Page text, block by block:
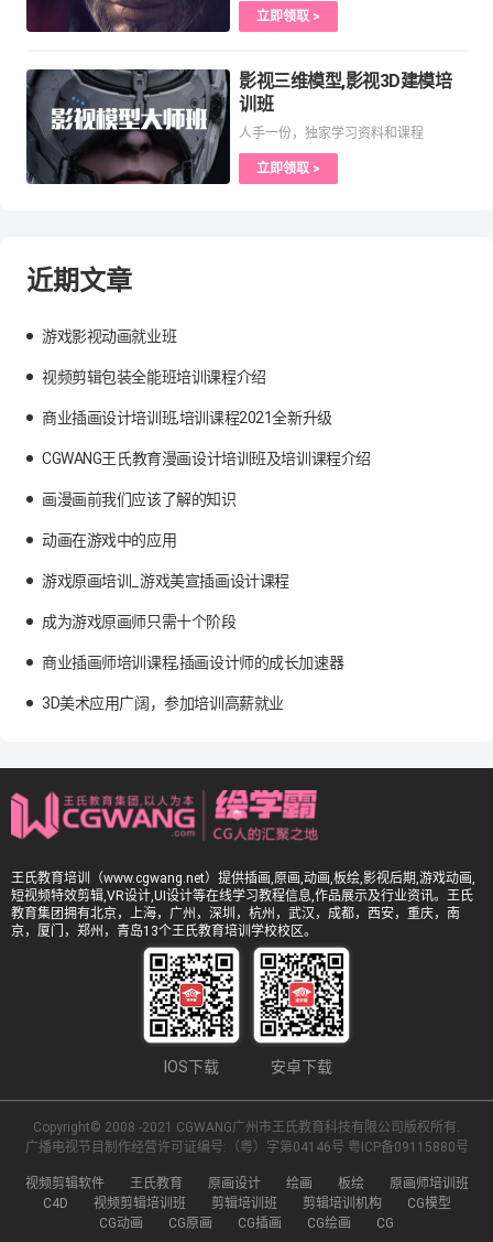
立即领取 >
影视三维模型,影视3D建模培
训班
人手一份，独家学习资料和课程
立即领取 >
近期文章
游戏影视动画就业班
视频剪辑包装全能班培训课程介绍
商业插画设计培训班,培训课程2021全新升级
CGWANG王氏教育漫画设计培训班及培训课程介绍
画漫画前我们应该了解的知识
动画在游戏中的应用
游戏原画培训_游戏美宣插画设计课程
成为游戏原画师只需十个阶段
商业插画师培训课程,插画设计师的成长加速器
3D美术应用广阔，参加培训高薪就业
王氏教育培训（www.cgwang.net）提供插画,原画,动画,板绘,影视后期,游戏动画,
短视频特效剪辑,VR设计,UI设计等在线学习教程信息,作品展示及行业资讯。王氏
教育集团拥有北京，上海，广州，深圳，杭州，武汉，成都，西安，重庆，南
京，厦门，郑州，青岛13个王氏教育培训学校校区。
IOS下载 安卓下载
Copyright© 2008 -2021 CGWANG广州市王氏教育科技有限公司版权所有.
广播电视节目制作经营许可证编号:（粤）字第04146号 粤ICP备09115880号
视频剪辑软件 王氏教育 原画设计 绘画 板绘
原画师培训班
C4D
视频剪辑培训班 剪辑培训班 剪辑培训机构
CG模型
CG动画
CG原画 CG插画 CG绘画 CG